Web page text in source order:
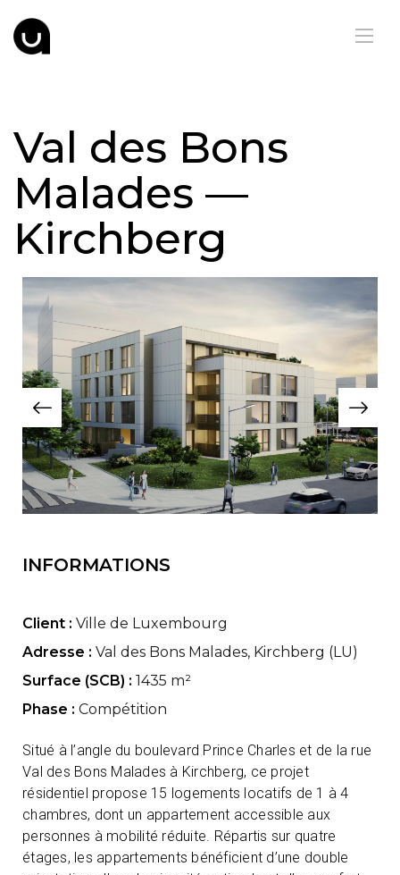
Val des Bons
Malades —
Kirchberg
INFORMATIONS
Client : Ville de Luxembourg
Adresse : Val des Bons Malades, Kirchberg (LU)
Surface (SCB) : 1435 m²
Phase : Compétition
Situé à l’angle du boulevard Prince Charles et de la rue
Val des Bons Malades à Kirchberg, ce projet
résidentiel propose 15 logements locatifs de 1 à 4
chambres, dont un appartement accessible aux
personnes à mobilité réduite. Répartis sur quatre
étages, les appartements bénéficient d’une double